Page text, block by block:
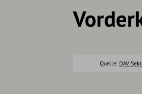
Quelle: DAV